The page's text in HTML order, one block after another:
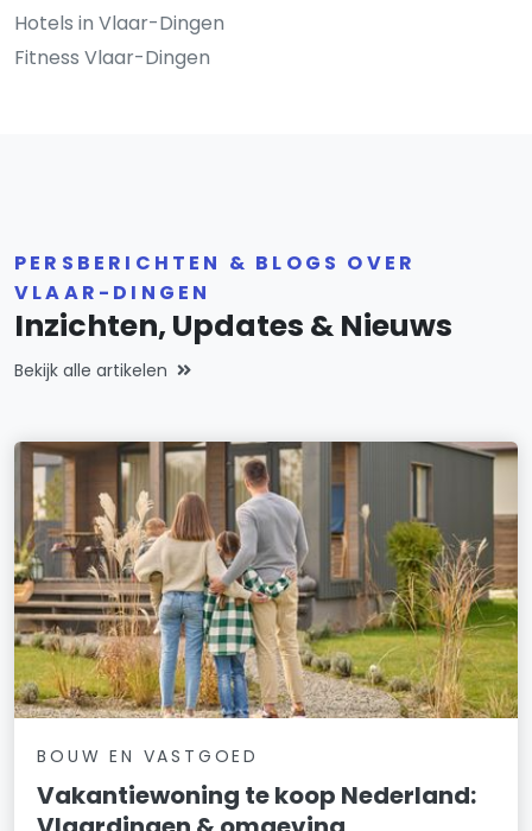
Hotels in Vlaar-Dingen
Fitness Vlaar-Dingen
PERSBERICHTEN & BLOGS OVER
VLAAR-DINGEN
Inzichten, Updates & Nieuws
Bekijk alle artikelen
BOUW EN VASTGOED
Vakantiewoning te koop Nederland: